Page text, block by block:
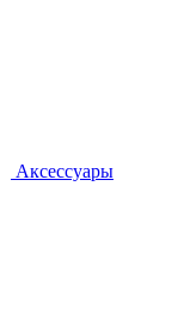
Аксессуары